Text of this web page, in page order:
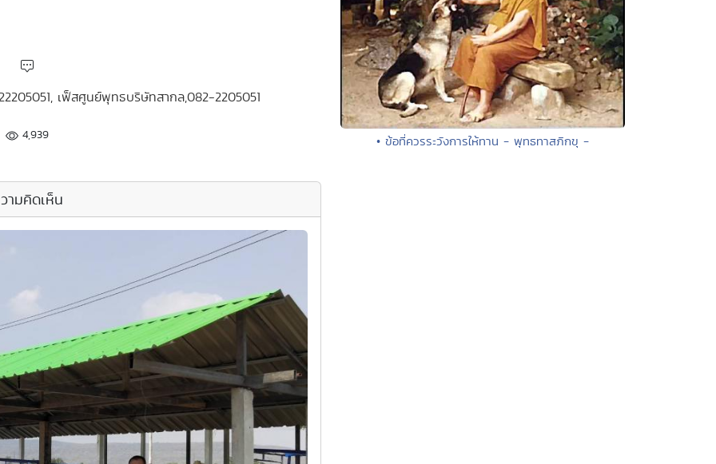
เฟ็สศูนย์พุทธบริษัทสากล,082-2205051
4,939
ามคิดเห็น
• ข้อที่ควรระวังการให้ทาน - พุทธทาสภิกขุ -